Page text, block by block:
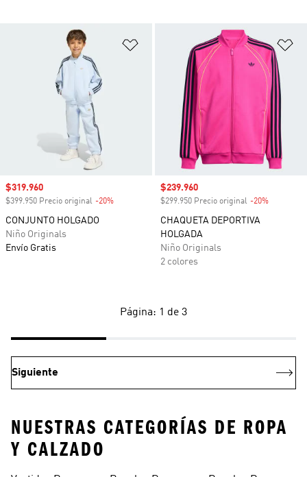
Añadir a la lista de deseos
Precio de venta
$319.960
$399.950 Precio original -20%
CONJUNTO HOLGADO
Niño Originals
Envío Gratis
Precio de venta
$239.960
$299.950 Precio original -20%
CHAQUETA DEPORTIVA
HOLGADA
Niño Originals
2 colores
Página: 1 de 3
Siguiente
NUESTRAS CATEGORÍAS DE ROPA
Y CALZADO